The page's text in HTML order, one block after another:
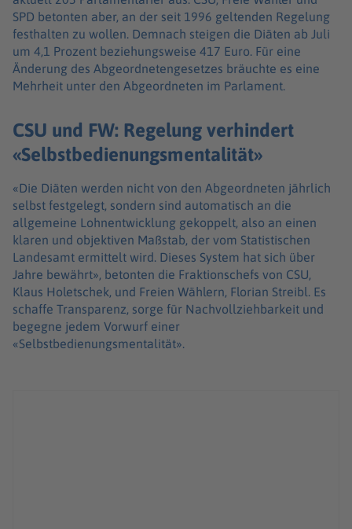
SPD betonten aber, an der seit 1996 geltenden Regelung
festhalten zu wollen. Demnach steigen die Diäten ab Juli
um 4,1 Prozent beziehungsweise 417 Euro. Für eine
Änderung des Abgeordnetengesetzes bräuchte es eine
Mehrheit unter den Abgeordneten im Parlament.
CSU und FW: Regelung verhindert
«Selbstbedienungsmentalität»
«Die Diäten werden nicht von den Abgeordneten jährlich
selbst festgelegt, sondern sind automatisch an die
allgemeine Lohnentwicklung gekoppelt, also an einen
klaren und objektiven Maßstab, der vom Statistischen
Landesamt ermittelt wird. Dieses System hat sich über
Jahre bewährt», betonten die Fraktionschefs von CSU,
Klaus Holetschek, und Freien Wählern, Florian Streibl. Es
schaffe Transparenz, sorge für Nachvollziehbarkeit und
begegne jedem Vorwurf einer
«Selbstbedienungsmentalität».